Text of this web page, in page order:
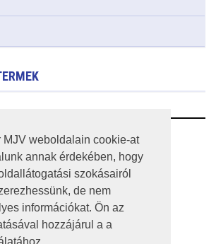
MJV weboldalain cookie-at
annak érdekében, hogy
szokásairól
de nem
információkat. Ön az
hozzájárul a a
I ÁLLAPOTA